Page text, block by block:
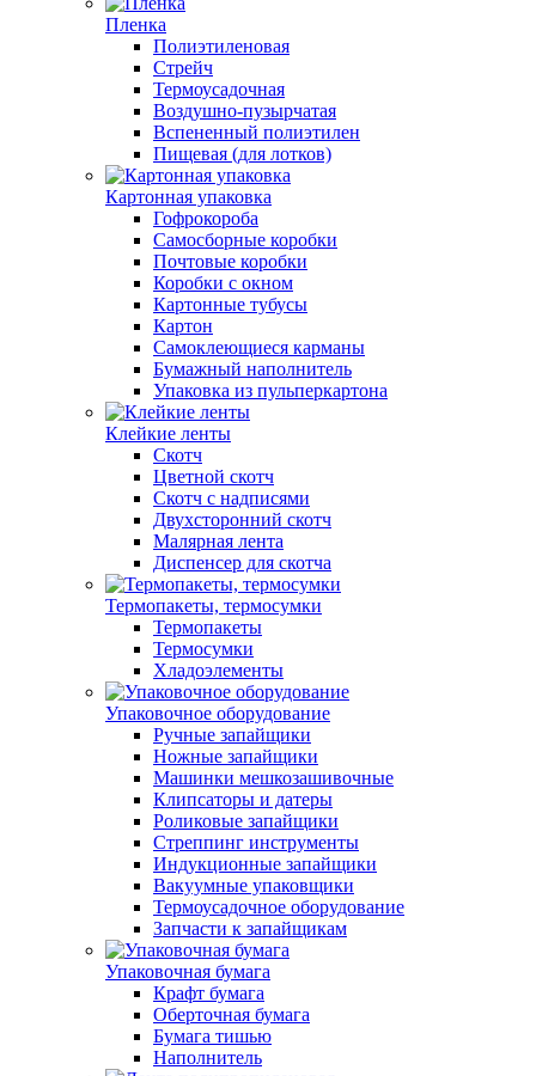
Пленка
Полиэтиленовая
Стрейч
Термоусадочная
Воздушно-пузырчатая
Вспененный полиэтилен
Пищевая (для лотков)
Картонная упаковка
Гофрокороба
Самосборные коробки
Почтовые коробки
Коробки с окном
Картонные тубусы
Картон
Самоклеющиеся карманы
Бумажный наполнитель
Упаковка из пульперкартона
Клейкие ленты
Скотч
Цветной скотч
Скотч с надписями
Двухсторонний скотч
Малярная лента
Диспенсер для скотча
Термопакеты, термосумки
Термопакеты
Термосумки
Хладоэлементы
Упаковочное оборудование
Ручные запайщики
Ножные запайщики
Машинки мешкозашивочные
Клипсаторы и датеры
Роликовые запайщики
Стреппинг инструменты
Индукционные запайщики
Вакуумные упаковщики
Термоусадочное оборудование
Запчасти к запайщикам
Упаковочная бумага
Крафт бумага
Оберточная бумага
Бумага тишью
Наполнитель